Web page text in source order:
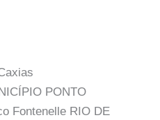
PONTO
Fontenelle RIO DE